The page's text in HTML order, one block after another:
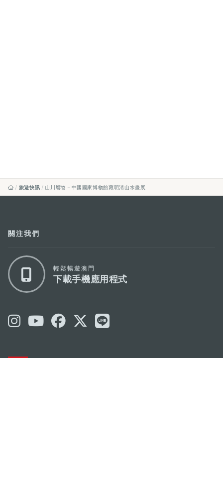
旅遊快訊 山川響答－中國國家博物館藏明清山水畫展
關注我們
輕鬆暢遊澳門
下載手機應用程式